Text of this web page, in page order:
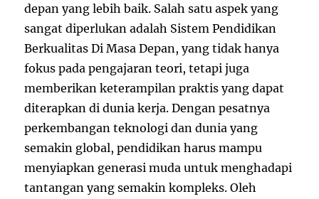
depan yang lebih baik. Salah satu aspek yang
sangat diperlukan adalah Sistem Pendidikan
Berkualitas Di Masa Depan, yang tidak hanya
fokus pada pengajaran teori, tetapi juga
memberikan keterampilan praktis yang dapat
diterapkan di dunia kerja. Dengan pesatnya
perkembangan teknologi dan dunia yang
semakin global, pendidikan harus mampu
menyiapkan generasi muda untuk menghadapi
tantangan yang semakin kompleks. Oleh